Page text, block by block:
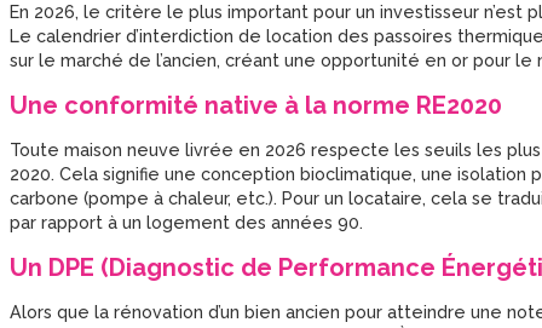
En 2026, le critère le plus important pour un investisseur n’est
Le calendrier d’interdiction de location des passoires
sur le marché de l’ancien, créant une opportunité en or pour le
Une conformité native à la norme RE2020
Toute maison neuve livrée en 2026 respecte les seuils les
2020. Cela signifie une conception bioclimatique, une
carbone (pompe à chaleur, etc.). Pour un locataire, cela se
par rapport à un logement des années 90.
Un DPE (Diagnostic de Performance
Alors que la rénovation d’un bien ancien pour atteindre une